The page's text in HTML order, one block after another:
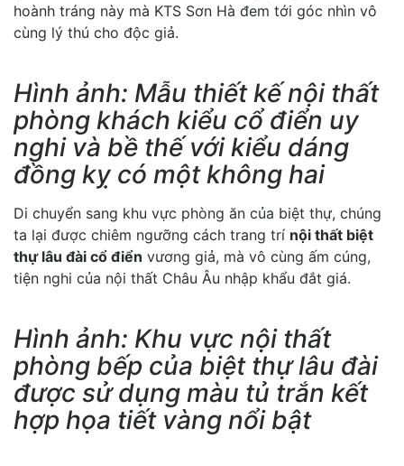
hoành tráng này mà KTS Sơn Hà đem tới góc nhìn vô
cùng lý thú cho độc giả.
Hình ảnh: Mẫu thiết kế nội thất
phòng khách kiểu cổ điển uy
nghi và bề thế với kiểu dáng
đồng kỵ có một không hai
Di chuyển sang khu vực phòng ăn của biệt thự, chúng
ta lại được chiêm ngưỡng cách trang trí nội thất biệt
thự lâu đài cổ điển vương giả, mà vô cùng ấm cúng,
tiện nghi của nội thất Châu Âu nhập khẩu đắt giá.
Hình ảnh: Khu vực nội thất
phòng bếp của biệt thự lâu đài
được sử dụng màu tủ trắn kết
hợp họa tiết vàng nổi bật